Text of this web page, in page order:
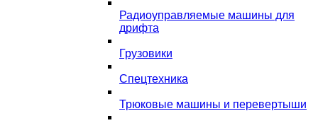
Радиоуправляемые машины для
дрифта
Грузовики
Спецтехника
Трюковые машины и перевертыши